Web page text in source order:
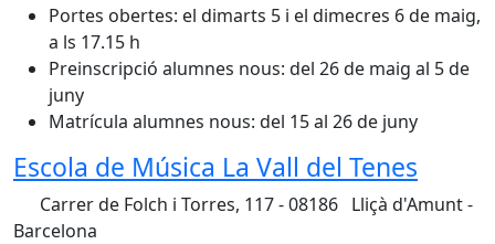
Portes obertes: el dimarts 5 i el dimecres 6 de maig,
a ls 17.15 h
Preinscripció alumnes nous: del 26 de maig al 5 de
juny
Matrícula alumnes nous: del 15 al 26 de juny
Escola de Música La Vall del Tenes
Carrer de Folch i Torres, 117 - 08186 Lliçà d'Amunt -
Barcelona